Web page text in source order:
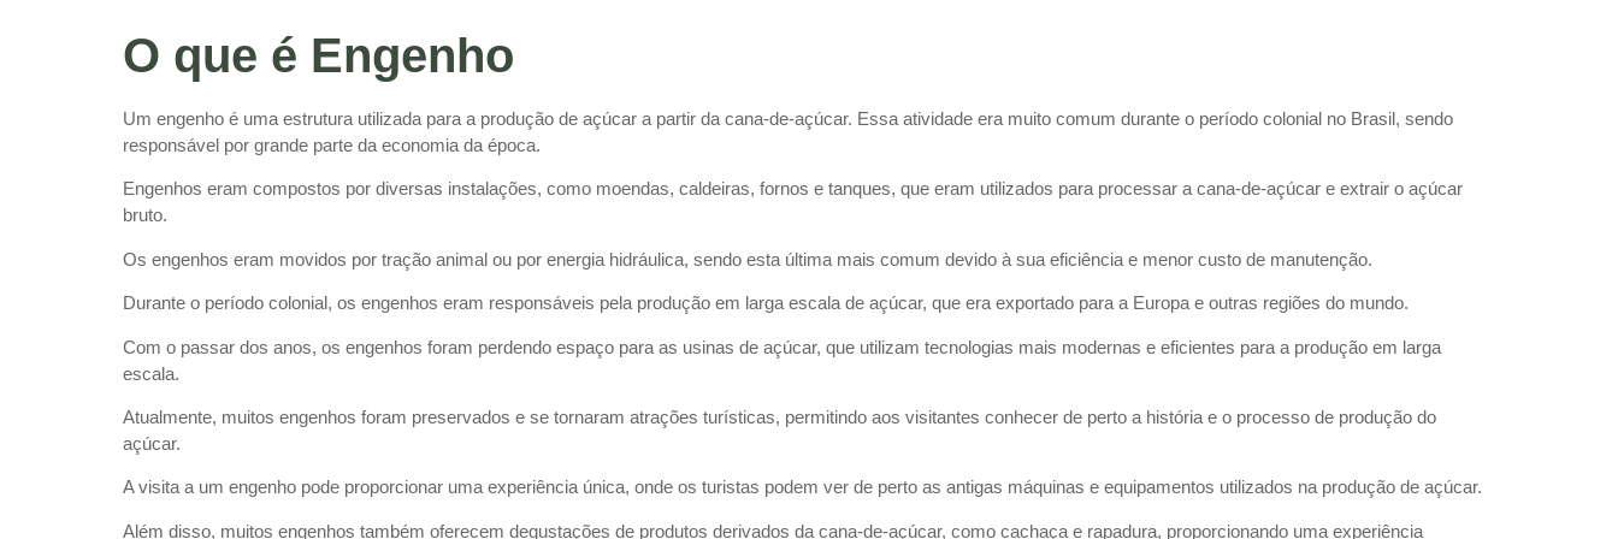
O que é Engenho
Um engenho é uma estrutura utilizada para a produção de açúcar a partir da cana-de-açúcar. Essa atividade era muito comum durante o período colonial no Brasil, sendo
responsável por grande parte da economia da época.
Engenhos eram compostos por diversas instalações, como moendas, caldeiras, fornos e tanques, que eram utilizados para processar a cana-de-açúcar e extrair o açúcar
bruto.
Os engenhos eram movidos por tração animal ou por energia hidráulica, sendo esta última mais comum devido à sua eficiência e menor custo de manutenção.
Durante o período colonial, os engenhos eram responsáveis pela produção em larga escala de açúcar, que era exportado para a Europa e outras regiões do mundo.
Com o passar dos anos, os engenhos foram perdendo espaço para as usinas de açúcar, que utilizam tecnologias mais modernas e eficientes para a produção em larga
escala.
Atualmente, muitos engenhos foram preservados e se tornaram atrações turísticas, permitindo aos visitantes conhecer de perto a história e o processo de produção do
açúcar.
A visita a um engenho pode proporcionar uma experiência única, onde os turistas podem ver de perto as antigas máquinas e equipamentos utilizados na produção de açúcar.
Além disso, muitos engenhos também oferecem degustações de produtos derivados da cana-de-açúcar, como cachaça e rapadura, proporcionando uma experiência